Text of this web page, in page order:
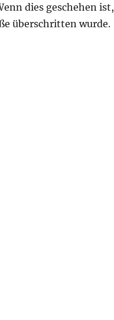
dies geschehen ist,
überschritten wurde.